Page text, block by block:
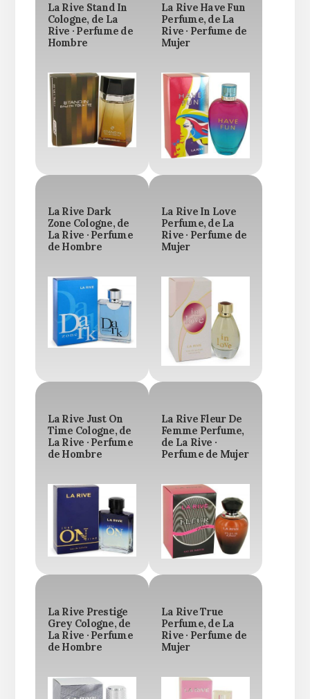
La Rive Stand In
Cologne, de La
Rive · Perfume de
Hombre
La Rive Have Fun
Perfume, de La
Rive · Perfume de
Mujer
La Rive Dark
Zone Cologne, de
La Rive · Perfume
de Hombre
La Rive In Love
Perfume, de La
Rive · Perfume de
Mujer
La Rive Just On
Time Cologne, de
La Rive · Perfume
de Hombre
La Rive Fleur De
Femme Perfume,
de La Rive ·
Perfume de Mujer
La Rive Prestige
Grey Cologne, de
La Rive · Perfume
de Hombre
La Rive True
Perfume, de La
Rive · Perfume de
Mujer